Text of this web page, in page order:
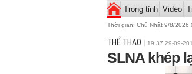
Trong tỉnh Video
Thời gian: Chủ Nhật 9/8/2026
THỂ THAO 19:37 29-09-
SLNA khép